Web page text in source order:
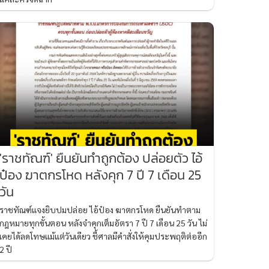
'ราชทัณฑ์' ยืนยันทำถูกต้อง ปล่อยตัว ไอ้
ป๋อง ฆาตกรโหด หลังคุก 7 ปี 7 เดือน 25
วัน
ราชทัณฑ์แจงยิบปมปล่อย ไอ้ป๋อง ฆาตกรโหด ยืนยันทำตาม
กฎหมายทุกขั้นตอน หลังจำคุกเต็มอัตรา 7 ปี 7 เดือน 25 วัน ไม่
เคยได้ลดโทษแม้แต่วันเดียว ชี้ศาลมีคำสั่งให้คุมประพฤติต่ออีก
2 ปี